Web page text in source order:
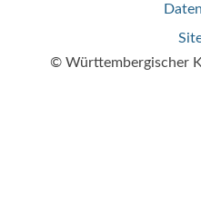
© Württembergischer